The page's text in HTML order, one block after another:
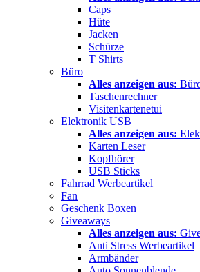
Caps
Hüte
Jacken
Schürze
T Shirts
Büro
Alles anzeigen aus:
Taschenrechner
Visitenkartenetui
Elektronik USB
Alles anzeigen aus:
Karten Leser
Kopfhörer
USB Sticks
Fahrrad Werbeartikel
Fan
Geschenk Boxen
Giveaways
Alles anzeigen aus:
Anti Stress Werbeartikel
Armbänder